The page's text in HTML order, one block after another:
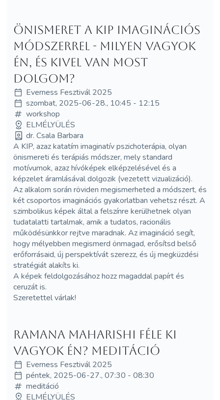
Önismeret a KIP imaginációs
módszerrel - Milyen vagyok
én, és kivel van most
dolgom?
Everness Fesztivál 2025
szombat, 2025-06-28., 10:45 - 12:15
workshop
ELMÉLYÜLÉS
dr. Csala Barbara
A KIP, azaz katatím imaginatív pszichoterápia, olyan
önismereti és terápiás módszer, mely standard
motívumok, azaz hívóképek elképzelésével és a
képzelet áramlásával dolgozik (vezetett vizualizáció).
Az alkalom során röviden megismerheted a módszert, és
két csoportos imaginációs gyakorlatban vehetsz részt. A
szimbolikus képek által a felszínre kerülhetnek olyan
tudatalatti tartalmak, amik a tudatos, racionális
működésünkkor rejtve maradnak. Az imagináció segít,
hogy mélyebben megismerd önmagad, erősítsd belső
erőforrásaid, új perspektívát szerezz, és új megküzdési
stratégiát alakíts ki.
A képek feldolgozásához hozz magaddal papírt és
ceruzát is.
Szeretettel várlak!
Ramana Maharishi féle Ki
vagyok én? meditáció
Everness Fesztivál 2025
péntek, 2025-06-27., 07:30 - 08:30
meditáció
ELMÉLYÜLÉS